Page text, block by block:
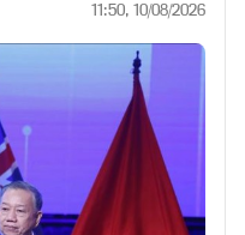
11:50, 10/08/2026